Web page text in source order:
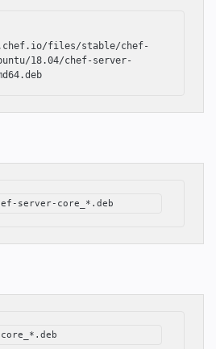
files/stable/chef-
18.04/chef-server-
server-core_*.deb